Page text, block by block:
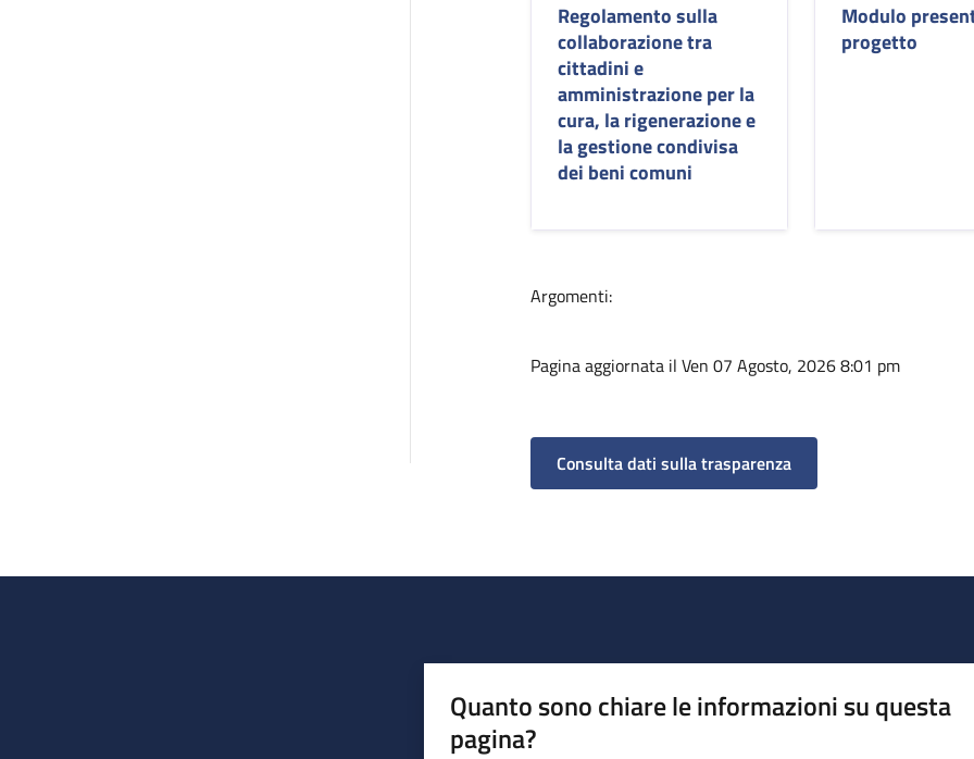
Regolamento sulla
collaborazione tra
cittadini e
amministrazione per la
cura, la rigenerazione e
la gestione condivisa
dei beni comuni
Modulo
progetto
Argomenti:
Pagina aggiornata il Ven 07 Agosto, 2026 8:01 pm
Consulta dati sulla trasparenza
Quanto sono chiare le informazioni su questa
pagina?